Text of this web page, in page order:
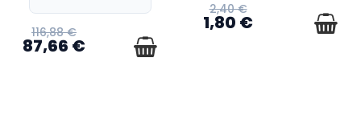
116,88 €
87,66 €
2,40 €
1,80 €